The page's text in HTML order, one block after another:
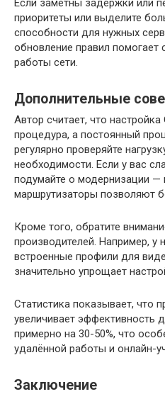
Если заметны задержки или
приоритеты или выделите
способности для нужных
обновление правил помогает
работы сети.
Дополнительные
Автор считает, что
процедура, а постоянный
регулярно проверяйте
необходимости. Если у вас
подумайте о модернизации —
маршрутизаторы позволяют
Кроме того, обратите
производителей. Например, у
встроенные профили для
значительно упрощает
Статистика показывает, что
увеличивает эффективность
примерно на 30-50%, что
удалённой работы и онлайн-
Заключение